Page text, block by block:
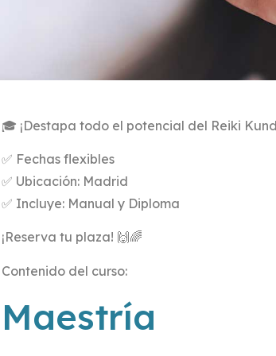
🎓 ¡Destapa todo el potencial del Reiki
✅ Fechas flexibles
✅ Ubicación: Madrid
✅ Incluye: Manual y Diploma
¡Reserva tu plaza! 🙌🌈
Contenido del curso:
Maestría